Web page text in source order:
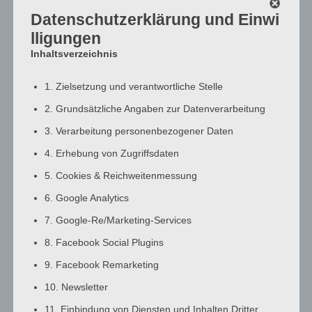
WeiterlesenBR
Sommerfest
Beitrags-
Autor:
Spitzenstein
Beitrag
veröffentlicht:
Januar 6, 2024
Beitrags-
Kategorie:
WeiterlesenSommerfest
Autor:
veröffentlicht:
Januar 6, 2024
BA
Datenschutzerklärung und Einwi
lligungen
Inhaltsverzeichnis
1. Zielsetzung und verantwortliche Stelle
2. Grundsätzliche Angaben zur Datenverarbeitung
3. Verarbeitung personenbezogener Daten
4. Erhebung von Zugriffsdaten
5. Cookies & Reichweitenmessung
6. Google Analytics
7. Google-Re/Marketing-Services
8. Facebook Social Plugins
9. Facebook Remarketing
10. Newsletter
11. Einbindung von Diensten und Inhalten Dritter